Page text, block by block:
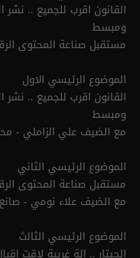
القانون اقرب للجميع ..
ومبسط
مستقبل صناعة المحتوى
الموضوع الرئيسي الاول
القانون اقرب للجميع ..
ومبسط
مع الضيف علي الزاملي -
الموضوع الرئيسي الثاني
مستقبل صناعة المحتوى
مع الضيف علاء نومي -
الموضوع الرئيسي الثالث
الجيتار .. الة غربية لاقت